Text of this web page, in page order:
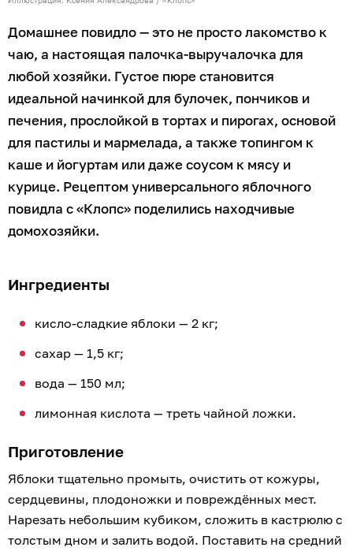
Домашнее повидло — это не просто лакомство к
чаю, а настоящая палочка-выручалочка для
любой хозяйки. Густое пюре становится
идеальной начинкой для булочек, пончиков и
печения, прослойкой в тортах и пирогах, основой
для пастилы и мармелада, а также топингом к
каше и йогуртам или даже соусом к мясу и
курице. Рецептом универсального яблочного
повидла с «Клопс» поделились находчивые
домохозяйки.
Ингредиенты
кисло-сладкие яблоки — 2 кг;
сахар — 1,5 кг;
вода — 150 мл;
лимонная кислота — треть чайной ложки.
Приготовление
Яблоки тщательно промыть, очистить от кожуры,
сердцевины, плодоножки и повреждённых мест.
Нарезать небольшим кубиком, сложить в кастрюлю с
толстым дном и залить водой. Поставить на средний